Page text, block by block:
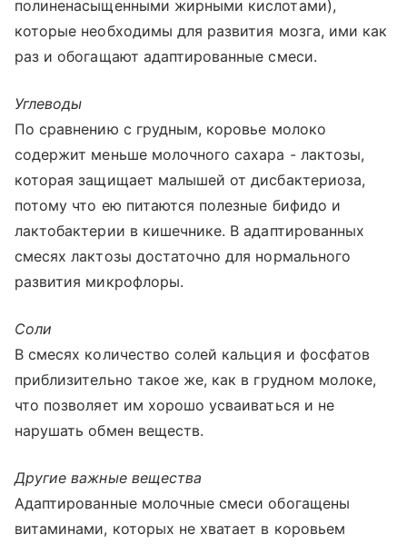
полиненасыщенными жирными кислотами),
которые необходимы для развития мозга, ими как
раз и обогащают адаптированные смеси.
Углеводы
По сравнению с грудным, коровье молоко
содержит меньше молочного сахара - лактозы,
которая защищает малышей от дисбактериоза,
потому что ею питаются полезные бифидо и
лактобактерии в кишечнике. В адаптированных
смесях лактозы достаточно для нормального
развития микрофлоры.
Соли
В смесях количество солей кальция и фосфатов
приблизительно такое же, как в грудном молоке,
что позволяет им хорошо усваиваться и не
нарушать обмен веществ.
Другие важные вещества
Адаптированные молочные смеси обогащены
витаминами, которых не хватает в коровьем